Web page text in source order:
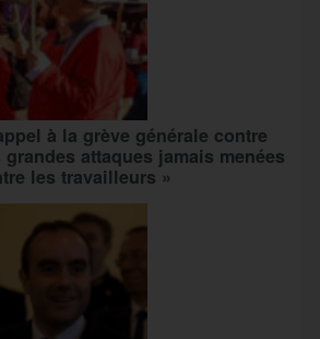
à la grève générale contre
grandes attaques jamais menées
les travailleurs »